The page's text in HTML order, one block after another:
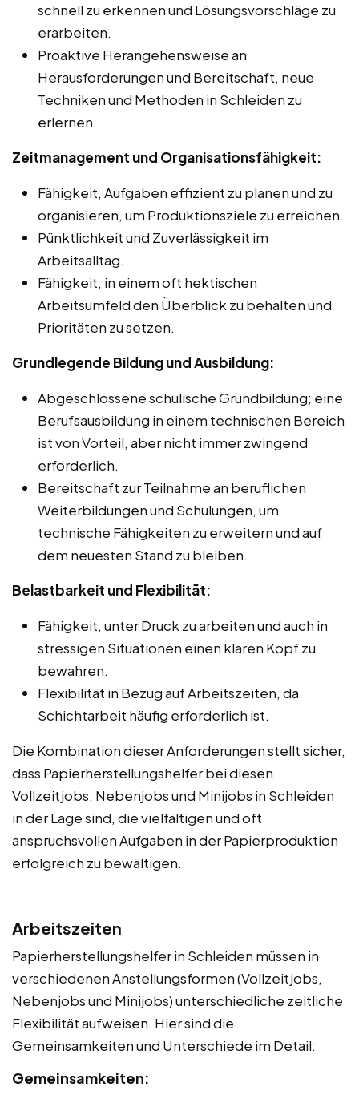
schnell zu erkennen und Lösungsvorschläge zu
erarbeiten.
Proaktive Herangehensweise an
Herausforderungen und Bereitschaft, neue
Techniken und Methoden in Schleiden zu
erlernen.
Zeitmanagement und Organisationsfähigkeit:
Fähigkeit, Aufgaben effizient zu planen und zu
organisieren, um Produktionsziele zu erreichen.
Pünktlichkeit und Zuverlässigkeit im
Arbeitsalltag.
Fähigkeit, in einem oft hektischen
Arbeitsumfeld den Überblick zu behalten und
Prioritäten zu setzen.
Grundlegende Bildung und Ausbildung:
Abgeschlossene schulische Grundbildung; eine
Berufsausbildung in einem technischen Bereich
ist von Vorteil, aber nicht immer zwingend
erforderlich.
Bereitschaft zur Teilnahme an beruflichen
Weiterbildungen und Schulungen, um
technische Fähigkeiten zu erweitern und auf
dem neuesten Stand zu bleiben.
Belastbarkeit und Flexibilität:
Fähigkeit, unter Druck zu arbeiten und auch in
stressigen Situationen einen klaren Kopf zu
bewahren.
Flexibilität in Bezug auf Arbeitszeiten, da
Schichtarbeit häufig erforderlich ist.
Die Kombination dieser Anforderungen stellt sicher,
dass Papierherstellungshelfer bei diesen
Vollzeitjobs, Nebenjobs und Minijobs in Schleiden
in der Lage sind, die vielfältigen und oft
anspruchsvollen Aufgaben in der Papierproduktion
erfolgreich zu bewältigen.
Arbeitszeiten
Papierherstellungshelfer in Schleiden müssen in
verschiedenen Anstellungsformen (Vollzeitjobs,
Nebenjobs und Minijobs) unterschiedliche zeitliche
Flexibilität aufweisen. Hier sind die
Gemeinsamkeiten und Unterschiede im Detail:
Gemeinsamkeiten: